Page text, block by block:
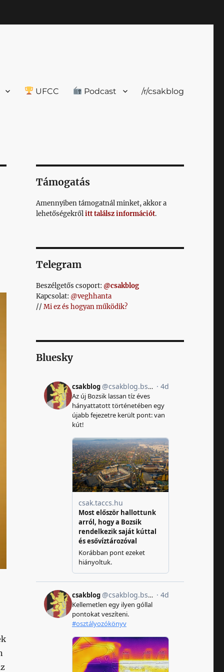
UFCC Podcast /r/csakblog
Támogatás
Amennyiben támogatnál minket, akkor a
lehetőségekrőlitt találsz információt.
Telegram
Beszélgetős csoport: @csakblog
Kapcsolat: @veghhanta
// Mi ez és hogyan működik?
Bluesky